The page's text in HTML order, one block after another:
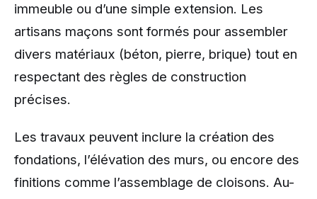
immeuble ou d’une simple extension. Les
artisans maçons sont formés pour assembler
divers matériaux (béton, pierre, brique) tout en
respectant des règles de construction
précises.
Les travaux peuvent inclure la création des
fondations, l’élévation des murs, ou encore des
finitions comme l’assemblage de cloisons. Au-